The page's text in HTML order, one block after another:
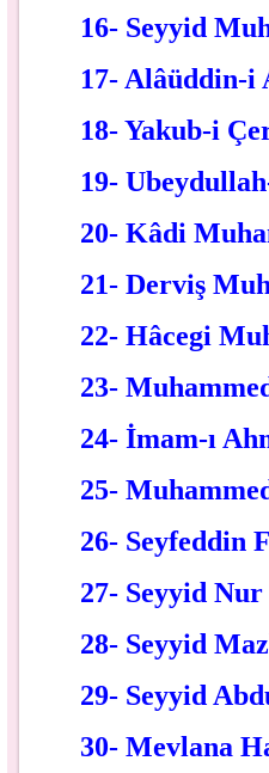
16- Seyyid
17- Alâüddin-i
18- Yakub-i
19-
20- Kâdi
21- Derviş
22- Hâcegi
23-
24- İmam-ı
25-
26- Seyfeddin
27- Seyyid
28- Seyyid
29- Seyyid
30- Mevlana